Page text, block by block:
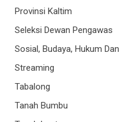
Provinsi Kaltim
Seleksi Dewan Pengawas
Sosial, Budaya, Hukum
Streaming
Tabalong
Tanah Bumbu